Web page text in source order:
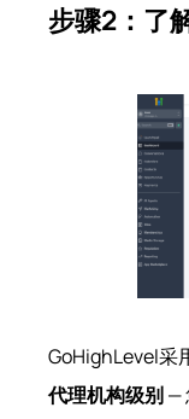
步骤2：了
GoHighLevel采
代理机构级别—